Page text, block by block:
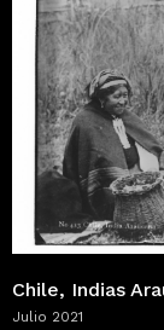
Chile, Indias
Julio 2021